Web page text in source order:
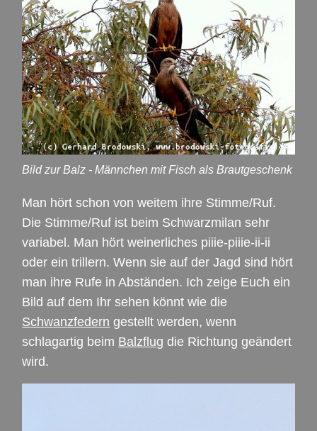
Bild zur Balz - Männchen mit Fisch als Brautgeschenk
Man hört schon von weitem ihre Stimme/Ruf.
Die Stimme/Ruf ist beim Schwarzmilan sehr
variabel. Man hört weinerliches piiie-piiie-ii-ii
oder ein trillern. Wenn sie auf der Jagd sind hört
man ihre Rufe in Abständen. Ich zeige Euch ein
Bild auf dem Ihr sehen könnt wie die
Schwanzfedern gestellt werden, wenn
schlagartig beim Balzflug die Richtung geändert
wird.